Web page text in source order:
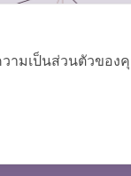
ามเป็นส่วนตัวขอ